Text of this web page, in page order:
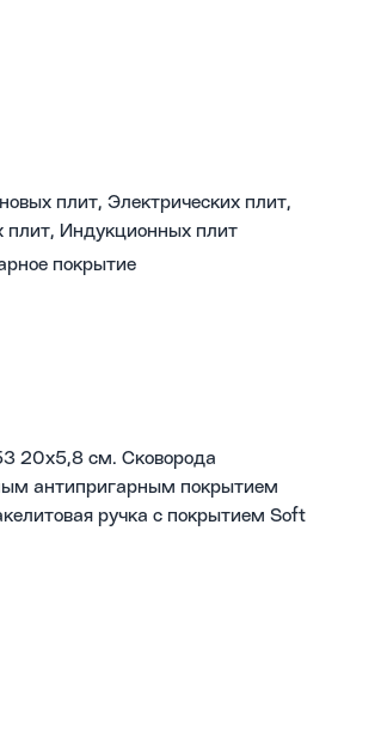
плит, Электрических плит,
плит, Индукционных плит
покрытие
20х5,8 см. Сковорода
антипригарным покрытием
ручка с покрытием Soft
дна 3 мм, толщина стенок 2,5